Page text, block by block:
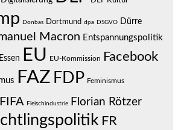
Donbas Dortmund dpa DSGVO Dürre
Macron Entspannungspolitik
Essen EU EU-Kommission
Facebook
FAZ FDP Feminismus
FIFA Fleischindustrie Florian Rötzer
FR